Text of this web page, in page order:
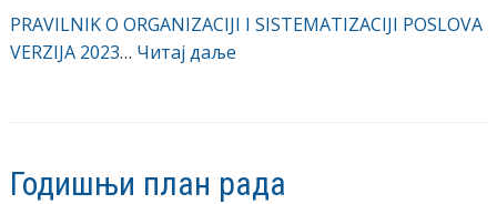
PRAVILNIK O ORGANIZACIJI I SISTEMATIZACIJI POSLOVA
VERZIJA 2023… Читај даље
Годишњи план рада